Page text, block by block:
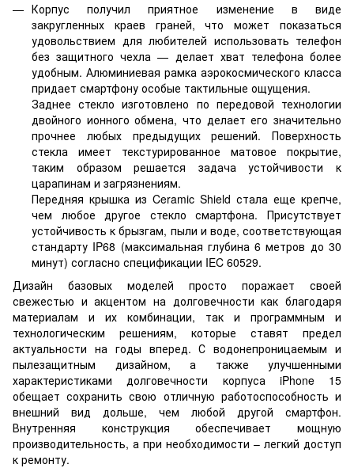
Корпус получил приятное изменение в виде
закругленных краев граней, что может показаться
удовольствием для любителей использовать телефон
без защитного чехла — делает хват телефона более
удобным. Алюминиевая рамка аэрокосмического класса
придает смартфону особые тактильные ощущения.
Заднее стекло изготовлено по передовой технологии
двойного ионного обмена, что делает его значительно
прочнее любых предыдущих решений. Поверхность
стекла имеет текстурированное матовое покрытие,
таким образом решается задача устойчивости к
царапинам и загрязнениям.
Передняя крышка из Ceramic Shield стала еще крепче,
чем любое другое стекло смартфона. Присутствует
устойчивость к брызгам, пыли и воде, соответствующая
стандарту IP68 (максимальная глубина 6 метров до 30
минут) согласно спецификации IEC 60529.
Дизайн базовых моделей просто поражает своей
свежестью и акцентом на долговечности как благодаря
материалам и их комбинации, так и программным и
технологическим решениям, которые ставят предел
актуальности на годы вперед. С водонепроницаемым и
пылезащитным дизайном, а также улучшенными
характеристиками долговечности корпуса iPhone 15
обещает сохранить свою отличную работоспособность и
внешний вид дольше, чем любой другой смартфон.
Внутренняя конструкция обеспечивает мощную
производительность, а при необходимости – легкий доступ
к ремонту.